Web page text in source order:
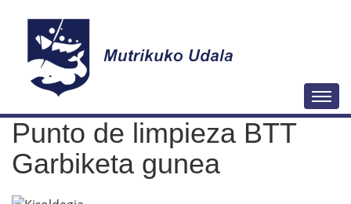
a
Punto de limpieza BTT
Garbiketa gunea